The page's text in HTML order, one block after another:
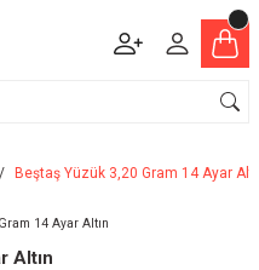
Beştaş Yüzük 3,20 Gram 14 Ayar
Altın